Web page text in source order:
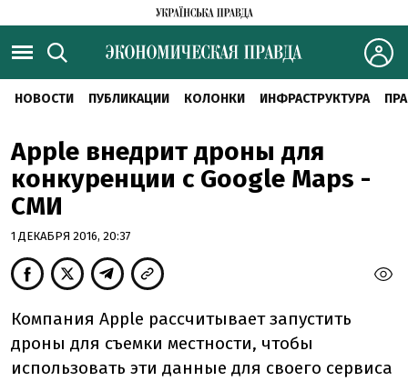
НОВОСТИ ПУБЛИКАЦИИ КОЛОНКИ ИНФРАСТРУКТУРА
Apple внедрит дроны для
конкуренции с Google Maps -
СМИ
1 ДЕКАБРЯ 2016, 20:37
Компания Apple рассчитывает запустить
дроны для съемки местности, чтобы
использовать эти данные для своего сервиса